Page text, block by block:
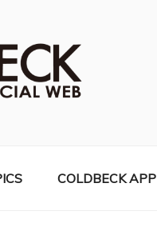
COLDBECK APP